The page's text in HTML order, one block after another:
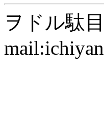
ヲドル駄